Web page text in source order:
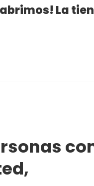
abrimos! La